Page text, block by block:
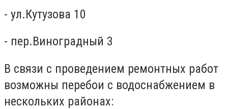
- ул.Кутузова 10
- пер.Виноградный 3
В связи с проведением ремонтных работ
возможны перебои с водоснабжением в
нескольких районах: